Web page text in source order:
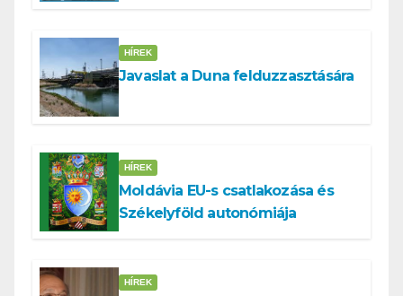
HÍREK
Javaslat a Duna felduzzasztására
HÍREK
Moldávia EU-s csatlakozása és
Székelyföld autonómiája
HÍREK